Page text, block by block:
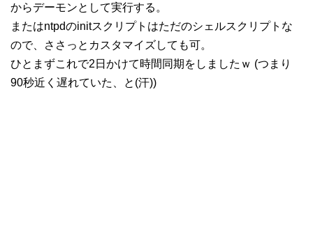
からデーモンとして実行する。
またはntpdのinitスクリプトはただのシェルスクリプトな
ので、ささっとカスタマイズしても可。
ひとまずこれで2日かけて時間同期をしましたｗ (つまり
90秒近く遅れていた、と(汗))